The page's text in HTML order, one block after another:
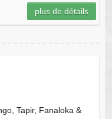
plus de détails
Tapir, Fanaloka &